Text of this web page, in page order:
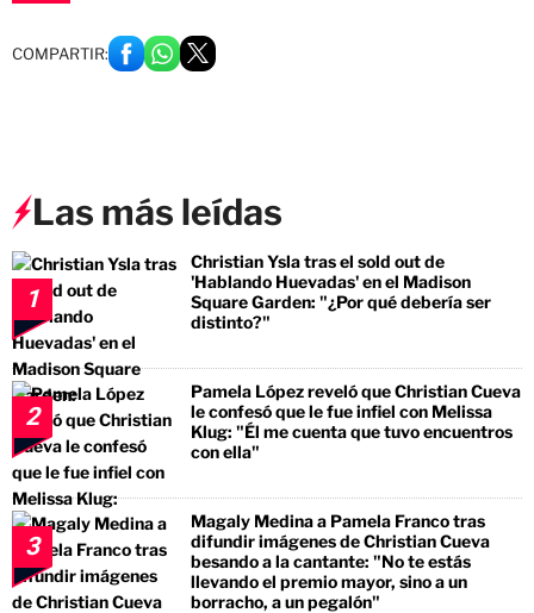
COMPARTIR:
Las más leídas
1
Christian Ysla tras el sold out de
'Hablando Huevadas' en el Madison
Square Garden: "¿Por qué debería ser
distinto?"
2
Pamela López reveló que Christian Cueva
le confesó que le fue infiel con Melissa
Klug: "Él me cuenta que tuvo encuentros
con ella"
3
Magaly Medina a Pamela Franco tras
difundir imágenes de Christian Cueva
besando a la cantante: "No te estás
llevando el premio mayor, sino a un
borracho, a un pegalón"